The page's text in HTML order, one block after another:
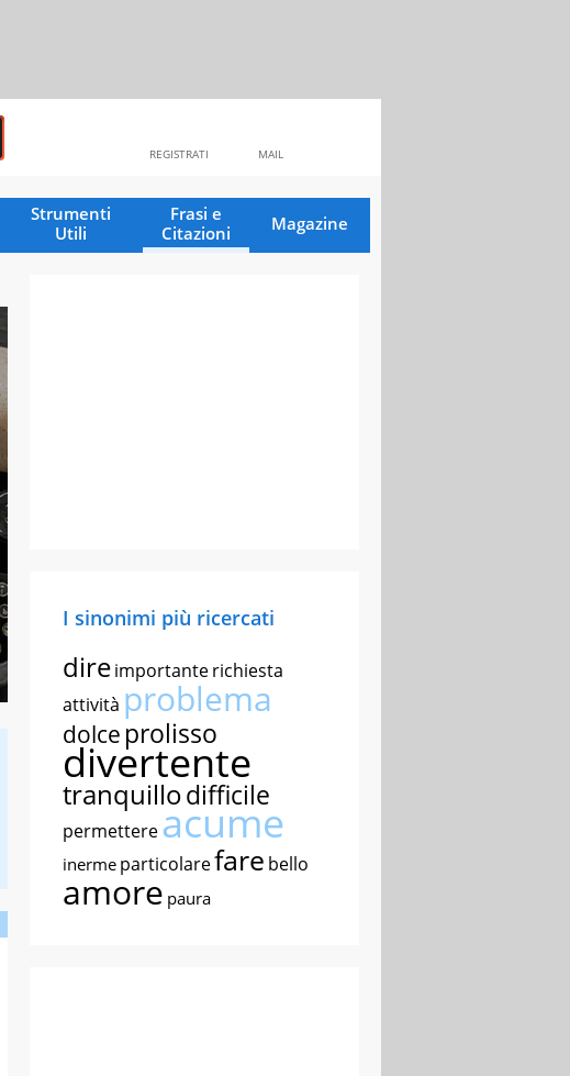
MAIL
REGISTRATI
Strumenti
Utili
Frasi e
Citazioni
Magazine
I sinonimi più ricercati
direimportanterichiesta
attività problema
dolce prolisso
divertente
tranquillodifficile
permettereacume
inerme particolarefare bello
amore paura